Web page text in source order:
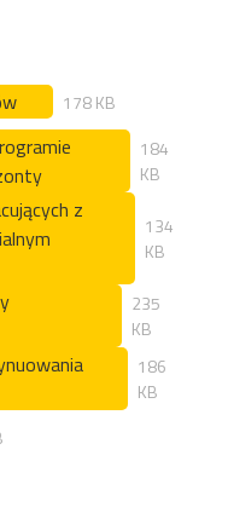
178 KB
184
KB
z
134
KB
235
KB
186
KB